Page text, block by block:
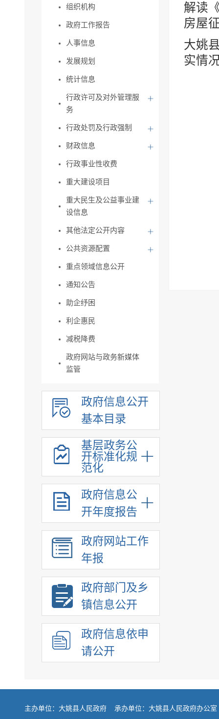
组织机构
政府工作报告
人事信息
发展规划
统计信息
行政许可及对外管理服
务
行政处罚及行政强制
财政信息
行政事业性收费
重大建设项目
重大民生及公益事业建
设信息
其他法定公开内容
公共资源配置
重点领域信息公开
通知公告
助企纾困
利企惠民
减税降费
政府网站与政务新媒体
监管
政府信息公开
基本目录
基层政务公
开标准化规
范化
政府信息公
开年度报告
政府网站工作
年报
政府部门及乡
镇信息公开
政府信息依申
请公开
解读
房屋
大姚
实情
主办单位：大姚县人民政府 承办单位：大姚县人民政府办公